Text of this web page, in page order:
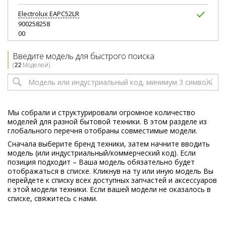
ElectroluxEAPC52LR
900258258
00
900258259
ElectroluxEAPC54IW
00
ElectroluxEAPC55EB
00
ElectroluxZ9900
900258113
00
Введите модель для быстрого поиска
(22 Моделей)
Мы собрали и структурировали огромное количество
моделей для разной бытовой техники. В этом разделе из
глобального перечня отобраны совместимые модели.
Сначала выберите бренд техники, затем начните вводить
модель (или индустриальный/коммерческий код). Если
позиция подходит – Ваша модель обязательно будет
отображаться в списке. Кликнув на ту или иную модель Вы
перейдете к списку всех доступных запчастей и аксессуаров
к этой модели техники. Если вашей модели не оказалось в
списке, свяжитесь с нами.